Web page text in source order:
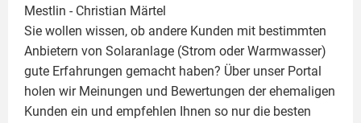
Mestlin - Christian Märtel
Sie wollen wissen, ob andere Kunden mit bestimmten
Anbietern von Solaranlage (Strom oder Warmwasser)
gute Erfahrungen gemacht haben? Über unser Portal
holen wir Meinungen und Bewertungen der ehemaligen
Kunden ein und empfehlen Ihnen so nur die besten